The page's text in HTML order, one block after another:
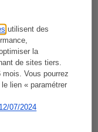
utilisent des
la
de sites tiers.
Vous pourrez
lien « paramétrer
07/2024
zonage est